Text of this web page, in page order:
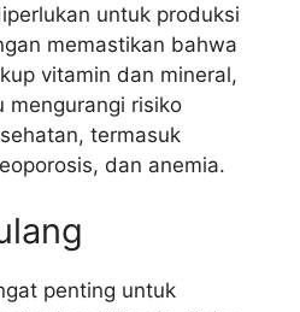
untuk produksi
memastikan bahwa
vitamin dan mineral,
mengurangi risiko
termasuk
dan anemia.
penting untuk